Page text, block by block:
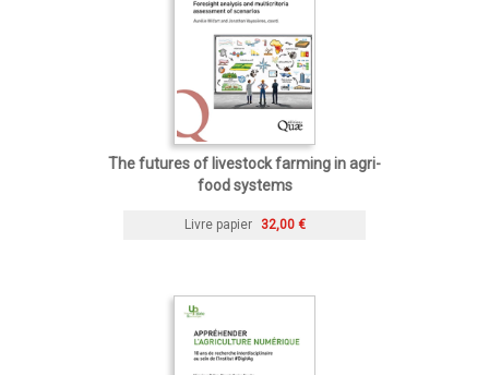
The futures of livestock farming in agri-
food systems
Livre papier 32,00 €